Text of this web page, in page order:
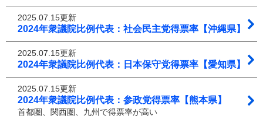
2025.07.15更新
2024年衆議院比例代表：社会民主党得票率【沖縄県】
2025.07.15更新
2024年衆議院比例代表：日本保守党得票率【愛知県】
2025.07.15更新
2024年衆議院比例代表：参政党得票率【熊本県】
首都圏、関西圏、九州で得票率が高い